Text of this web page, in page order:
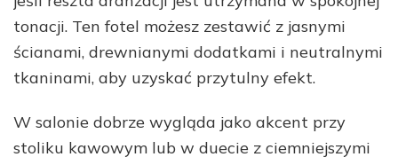
tonacji. Ten fotel możesz zestawić z jasnymi
ścianami, drewnianymi dodatkami i neutralnymi
tkaninami, aby uzyskać przytulny efekt.
W salonie dobrze wygląda jako akcent przy
stoliku kawowym lub w duecie z ciemniejszymi